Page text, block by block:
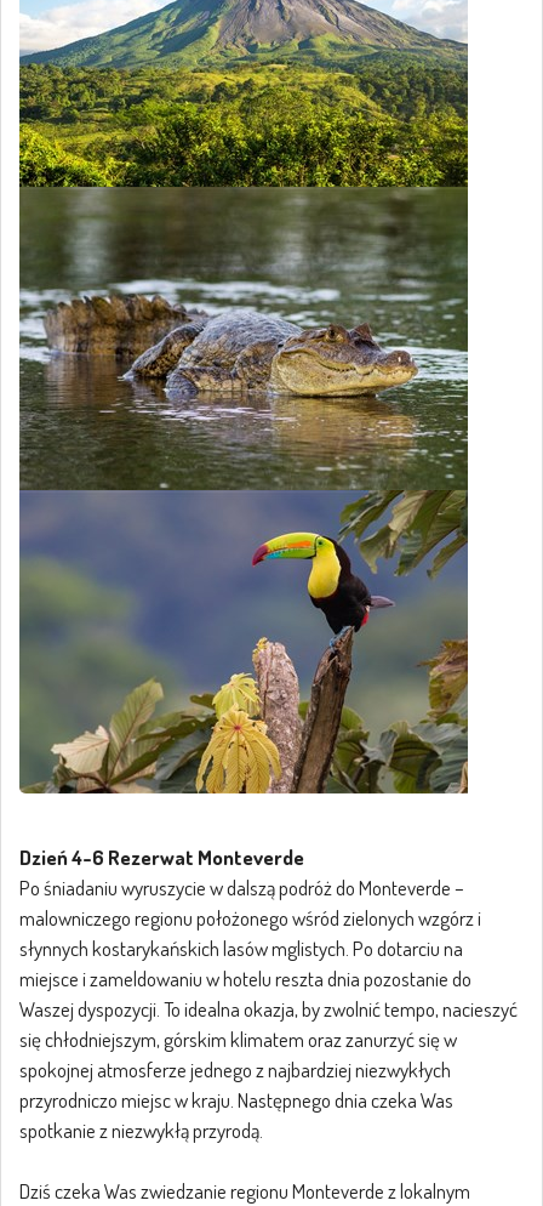
Dzień 4-6 Rezerwat Monteverde
Po śniadaniu wyruszycie w dalszą podróż do Monteverde –
malowniczego regionu położonego wśród zielonych wzgórz i
słynnych kostarykańskich lasów mglistych. Po dotarciu na
miejsce i zameldowaniu w hotelu reszta dnia pozostanie do
Waszej dyspozycji. To idealna okazja, by zwolnić tempo, nacieszyć
się chłodniejszym, górskim klimatem oraz zanurzyć się w
spokojnej atmosferze jednego z najbardziej niezwykłych
przyrodniczo miejsc w kraju. Następnego dnia czeka Was
spotkanie z niezwykłą przyrodą.
Dziś czeka Was zwiedzanie regionu Monteverde z lokalnym